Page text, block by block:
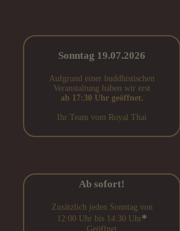
Sonntag 19.07.2026
Aufgrund einer buddhistischen
Veranstaltung haben wir erst
ab 17:30 Uhr geöffnet.
Ihr Team vom Royal Thai
Ab sofort!
Zusätzlich jeden Sonntag von
12:00 Uhr bis 14:30 Uhr*
Geöffnet